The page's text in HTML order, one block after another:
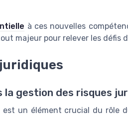
à ces nouvelles
majeur pour relever les défis
la gestion des risques
un élément crucial du rôle